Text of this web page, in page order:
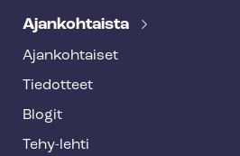
Ajankohtaista
Ajankohtaiset
Tiedotteet
Blogit
Tehy-lehti